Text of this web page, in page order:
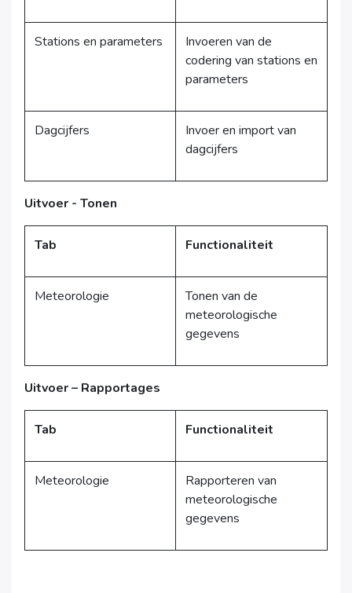
Stations en parameters
Invoeren van de
codering van stations en
parameters
Dagcijfers
Invoer en import van
dagcijfers
Uitvoer - Tonen
Tab Functionaliteit
Meteorologie
Tonen van de
meteorologische
gegevens
Uitvoer – Rapportages
Tab Functionaliteit
Meteorologie
Rapporteren van
meteorologische
gegevens